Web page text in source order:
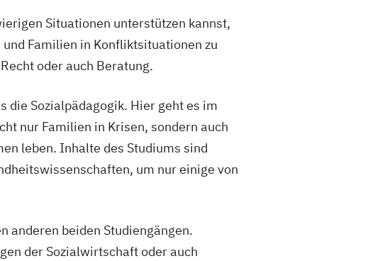
Situationen unterstützen kannst,
Familien in Konfliktsituationen zu
oder auch Beratung.
die Sozialpädagogik. Hier geht es im
nur Familien in Krisen, sondern auch
leben. Inhalte des Studiums sind
um nur einige von
anderen beiden Studiengängen.
der Sozialwirtschaft oder auch